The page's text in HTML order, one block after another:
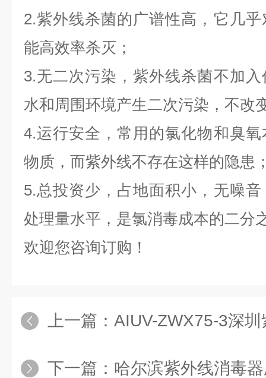
2.紫外线杀菌的广谱性高，它几
能高效率杀灭；
3.无二次污染，紫外线杀菌不加
水和周围环境产生二次污染，不改
4.运行安全，常用的氯化物和臭
物质，而紫外线不存在这样的隐患
5.总投资少，占地面积小，无噪
处理量水平，是氯消毒成本的二分
欢迎您咨询订购！
上一篇： AIUV-ZWX75-3深
下一篇： 哈尔滨紫外线消毒